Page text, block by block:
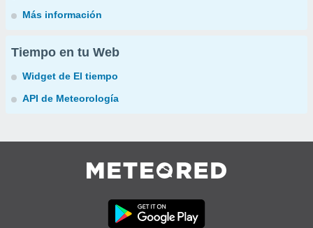
Más información
Tiempo en tu Web
Widget de El tiempo
API de Meteorología